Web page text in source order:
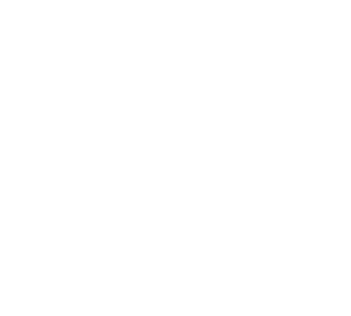
VIERT VIJFJARIG JUBILEUM: ‘WE MAKEN WEER